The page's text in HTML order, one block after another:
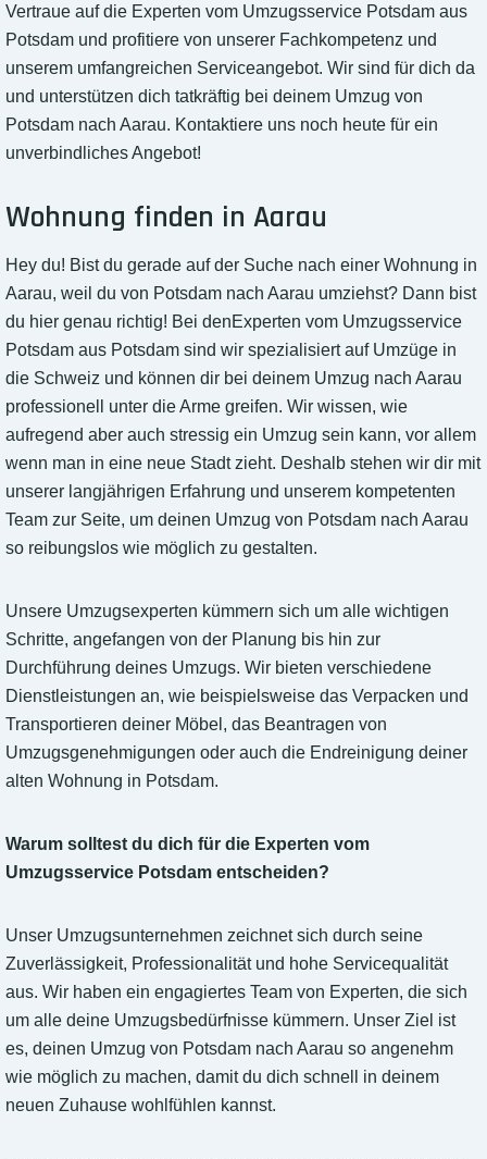
Vertraue auf die Experten vom Umzugsservice Potsdam aus
Potsdam und profitiere von unserer Fachkompetenz und
unserem umfangreichen Serviceangebot. Wir sind für dich da
und unterstützen dich tatkräftig bei deinem Umzug von
Potsdam nach Aarau. Kontaktiere uns noch heute für ein
unverbindliches Angebot!
Wohnung finden in Aarau
Hey du! Bist du gerade auf der Suche nach einer Wohnung in
Aarau, weil du von Potsdam nach Aarau umziehst? Dann bist
du hier genau richtig! Bei denExperten vom Umzugsservice
Potsdam aus Potsdam sind wir spezialisiert auf Umzüge in
die Schweiz und können dir bei deinem Umzug nach Aarau
professionell unter die Arme greifen. Wir wissen, wie
aufregend aber auch stressig ein Umzug sein kann, vor allem
wenn man in eine neue Stadt zieht. Deshalb stehen wir dir mit
unserer langjährigen Erfahrung und unserem kompetenten
Team zur Seite, um deinen Umzug von Potsdam nach Aarau
so reibungslos wie möglich zu gestalten.
Unsere Umzugsexperten kümmern sich um alle wichtigen
Schritte, angefangen von der Planung bis hin zur
Durchführung deines Umzugs. Wir bieten verschiedene
Dienstleistungen an, wie beispielsweise das Verpacken und
Transportieren deiner Möbel, das Beantragen von
Umzugsgenehmigungen oder auch die Endreinigung deiner
alten Wohnung in Potsdam.
Warum solltest du dich für die Experten vom
Umzugsservice Potsdam entscheiden?
Unser Umzugsunternehmen zeichnet sich durch seine
Zuverlässigkeit, Professionalität und hohe Servicequalität
aus. Wir haben ein engagiertes Team von Experten, die sich
um alle deine Umzugsbedürfnisse kümmern. Unser Ziel ist
es, deinen Umzug von Potsdam nach Aarau so angenehm
wie möglich zu machen, damit du dich schnell in deinem
neuen Zuhause wohlfühlen kannst.